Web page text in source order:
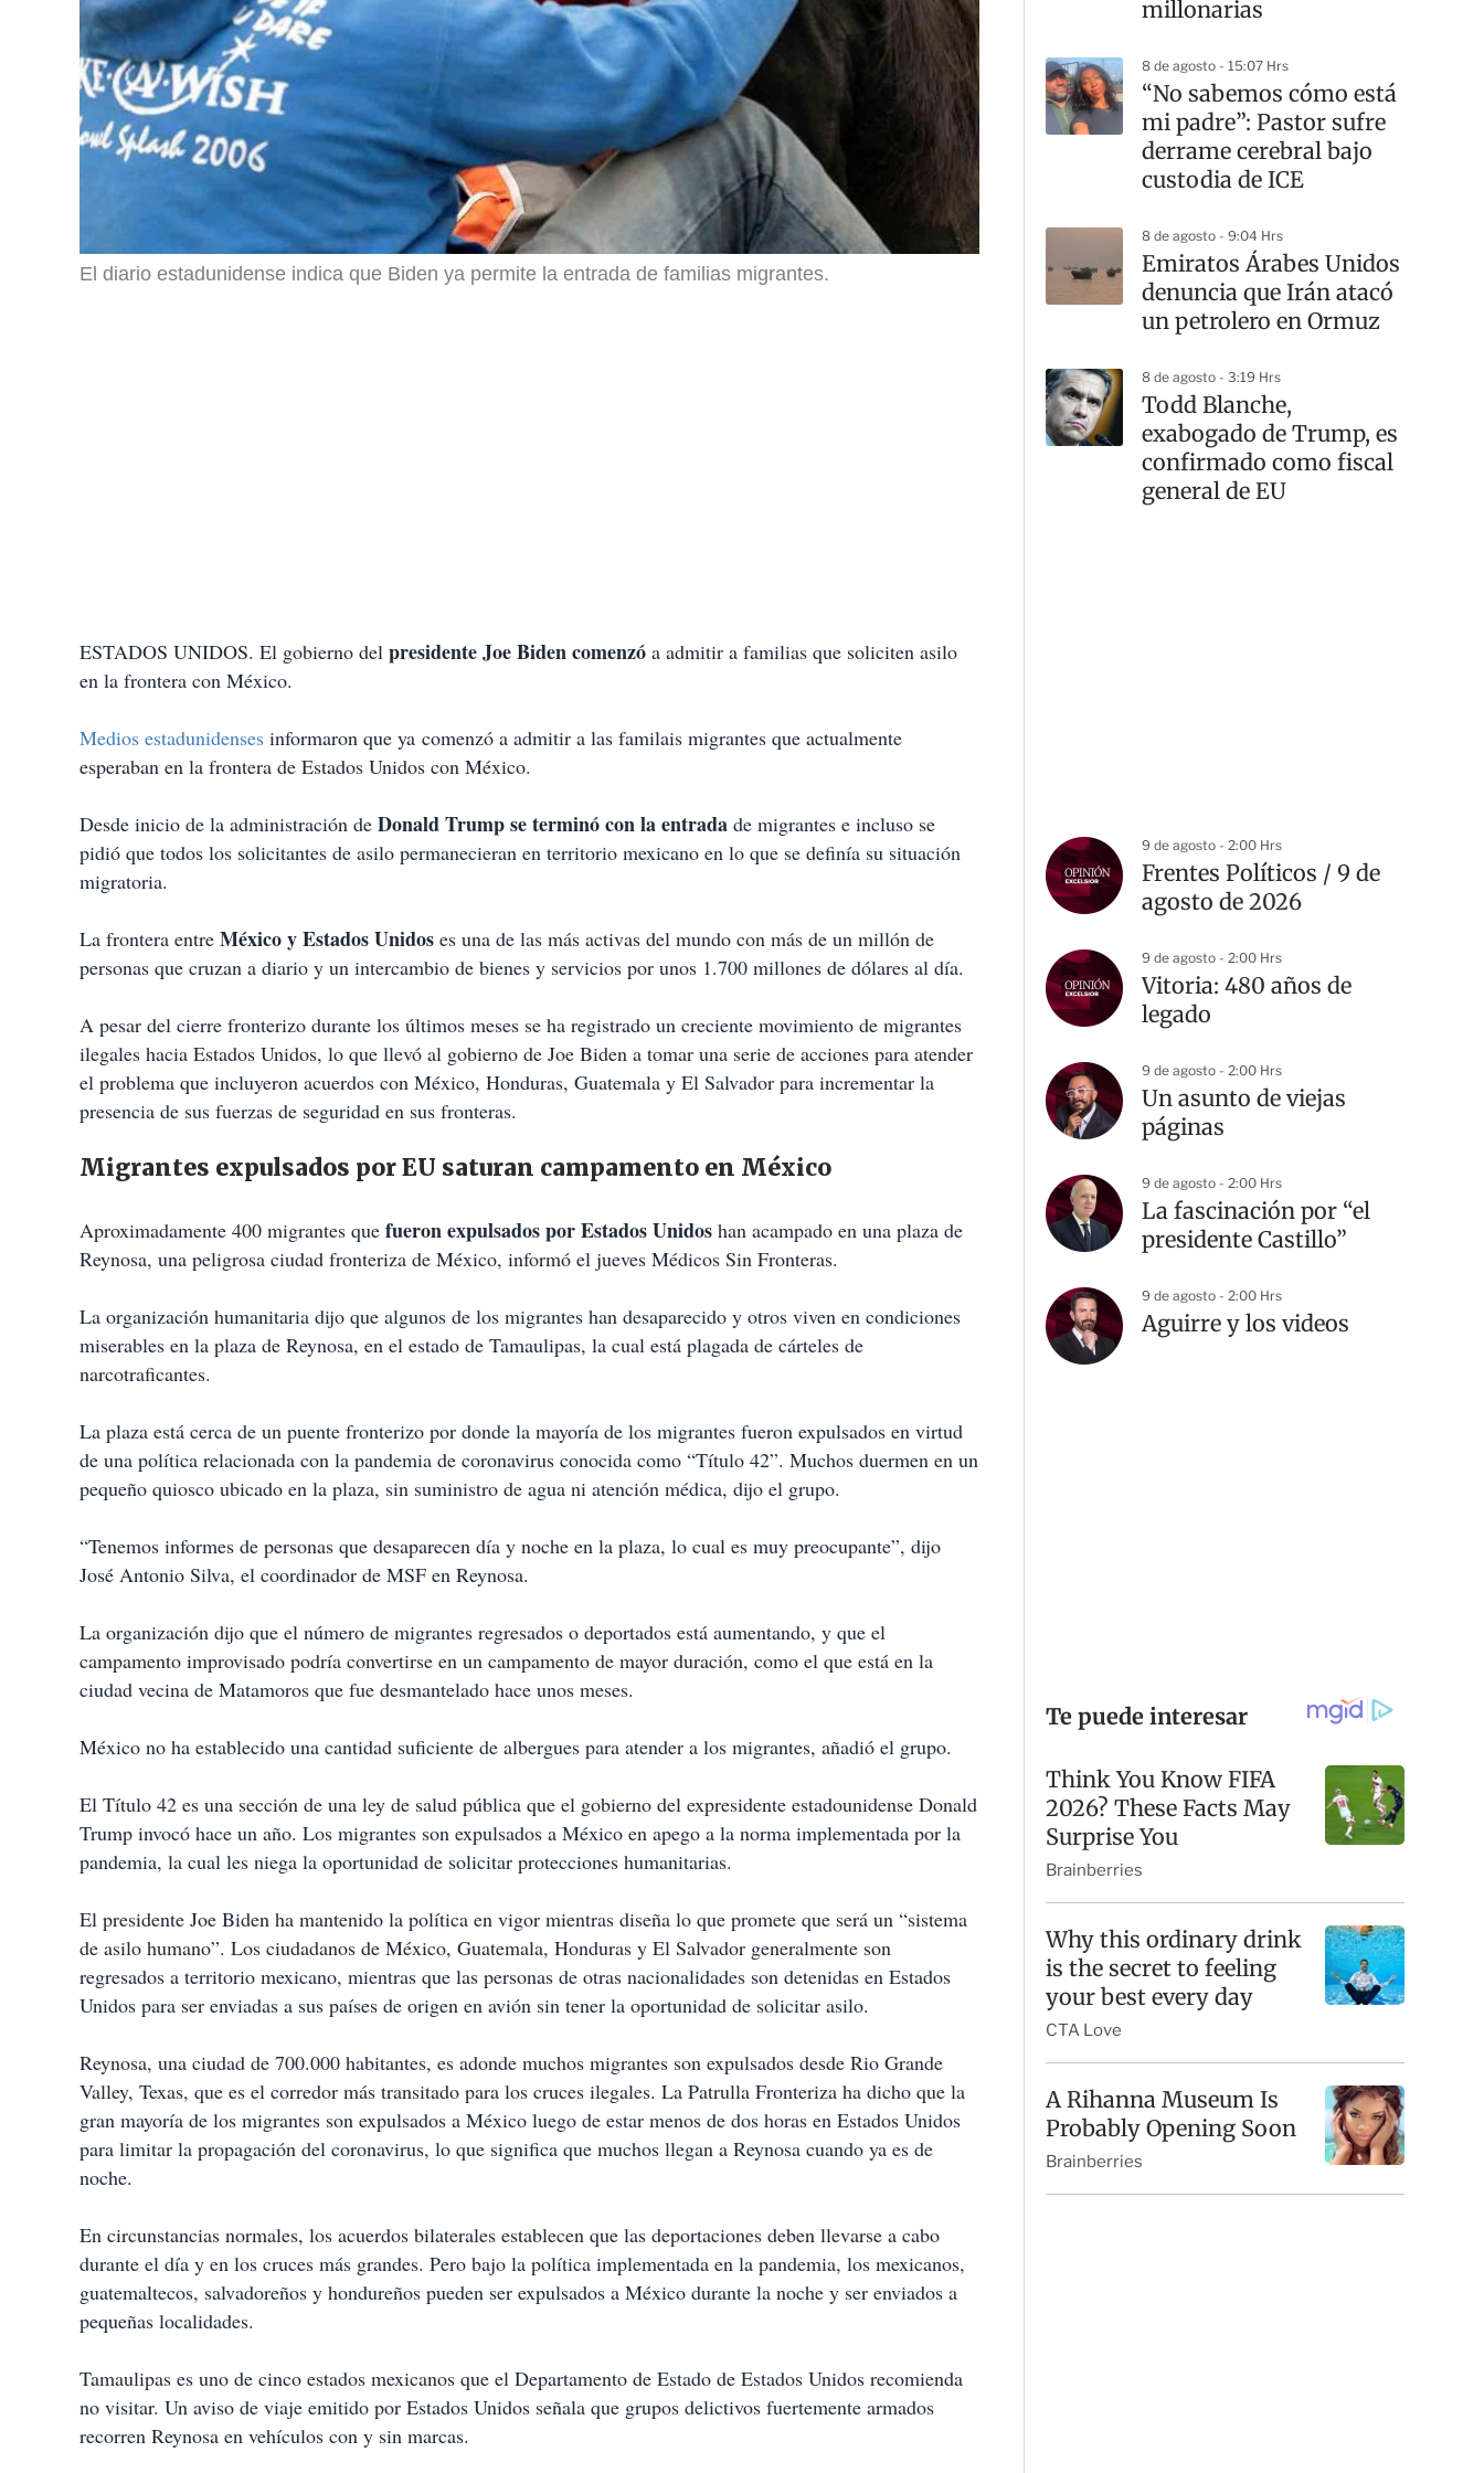
El diario estadunidense indica que Biden ya permite la entrada de familias migrantes.
ESTADOS UNIDOS. El gobierno del presidente Joe Biden comenzó a admitir a familias que soliciten asilo
en la frontera con México.
Medios estadunidenses informaron que ya comenzó a admitir a las familais migrantes que actualmente
esperaban en la frontera de Estados Unidos con México.
Desde inicio de la administración de Donald Trump se terminó con la entrada de migrantes e incluso se
pidió que todos los solicitantes de asilo permanecieran en territorio mexicano en lo que se definía su situación
migratoria.
La frontera entre México y Estados Unidos es una de las más activas del mundo con más de un millón de
personas que cruzan a diario y un intercambio de bienes y servicios por unos 1.700 millones de dólares al día.
A pesar del cierre fronterizo durante los últimos meses se ha registrado un creciente movimiento de migrantes
ilegales hacia Estados Unidos, lo que llevó al gobierno de Joe Biden a tomar una serie de acciones para atender
el problema que incluyeron acuerdos con México, Honduras, Guatemala y El Salvador para incrementar la
presencia de sus fuerzas de seguridad en sus fronteras.
Migrantes expulsados por EU saturan campamento en México
Aproximadamente 400 migrantes que fueron expulsados por Estados Unidos han acampado en una plaza de
Reynosa, una peligrosa ciudad fronteriza de México, informó el jueves Médicos Sin Fronteras.
La organización humanitaria dijo que algunos de los migrantes han desaparecido y otros viven en condiciones
miserables en la plaza de Reynosa, en el estado de Tamaulipas, la cual está plagada de cárteles de
narcotraficantes.
La plaza está cerca de un puente fronterizo por donde la mayoría de los migrantes fueron expulsados en virtud
de una política relacionada con la pandemia de coronavirus conocida como “Título 42”. Muchos duermen en un
pequeño quiosco ubicado en la plaza, sin suministro de agua ni atención médica, dijo el grupo.
“Tenemos informes de personas que desaparecen día y noche en la plaza, lo cual es muy preocupante”, dijo
José Antonio Silva, el coordinador de MSF en Reynosa.
La organización dijo que el número de migrantes regresados o deportados está aumentando, y que el
campamento improvisado podría convertirse en un campamento de mayor duración, como el que está en la
ciudad vecina de Matamoros que fue desmantelado hace unos meses.
México no ha establecido una cantidad suficiente de albergues para atender a los migrantes, añadió el grupo.
El Título 42 es una sección de una ley de salud pública que el gobierno del expresidente estadounidense Donald
Trump invocó hace un año. Los migrantes son expulsados a México en apego a la norma implementada por la
pandemia, la cual les niega la oportunidad de solicitar protecciones humanitarias.
El presidente Joe Biden ha mantenido la política en vigor mientras diseña lo que promete que será un “sistema
de asilo humano”. Los ciudadanos de México, Guatemala, Honduras y El Salvador generalmente son
regresados a territorio mexicano, mientras que las personas de otras nacionalidades son detenidas en Estados
Unidos para ser enviadas a sus países de origen en avión sin tener la oportunidad de solicitar asilo.
Reynosa, una ciudad de 700.000 habitantes, es adonde muchos migrantes son expulsados desde Rio Grande
Valley, Texas, que es el corredor más transitado para los cruces ilegales. La Patrulla Fronteriza ha dicho que la
gran mayoría de los migrantes son expulsados a México luego de estar menos de dos horas en Estados Unidos
para limitar la propagación del coronavirus, lo que significa que muchos llegan a Reynosa cuando ya es de
noche.
En circunstancias normales, los acuerdos bilaterales establecen que las deportaciones deben llevarse a cabo
durante el día y en los cruces más grandes. Pero bajo la política implementada en la pandemia, los mexicanos,
guatemaltecos, salvadoreños y hondureños pueden ser expulsados a México durante la noche y ser enviados a
pequeñas localidades.
Tamaulipas es uno de cinco estados mexicanos que el Departamento de Estado de Estados Unidos recomienda
no visitar. Un aviso de viaje emitido por Estados Unidos señala que grupos delictivos fuertemente armados
recorren Reynosa en vehículos con y sin marcas.
millonarias
8 de agosto - 15:07 Hrs
“No sabemos cómo está
mi padre”: Pastor sufre
derrame cerebral bajo
custodia de ICE
8 de agosto - 9:04 Hrs
Emiratos Árabes Unidos
denuncia que Irán atacó
un petrolero en Ormuz
8 de agosto - 3:19 Hrs
Todd Blanche,
exabogado de Trump, es
confirmado como fiscal
general de EU
9 de agosto - 2:00 Hrs
Frentes Políticos / 9 de
agosto de 2026
9 de agosto - 2:00 Hrs
Vitoria: 480 años de
legado
9 de agosto - 2:00 Hrs
Un asunto de viejas
páginas
9 de agosto - 2:00 Hrs
La fascinación por “el
presidente Castillo”
9 de agosto - 2:00 Hrs
Aguirre y los videos